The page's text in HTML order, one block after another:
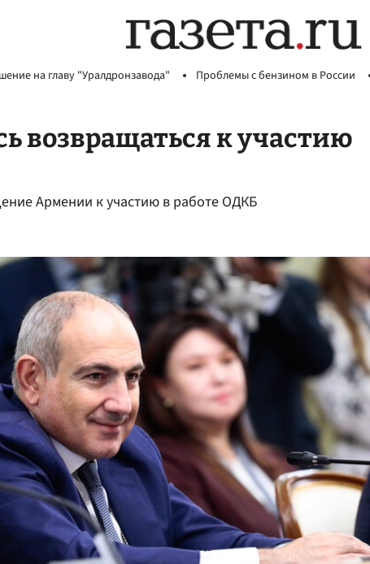
на главу "Уралдронзавода" Проблемы с бензином в России
возвращаться к участию
Армении к участию в работе ОДКБ